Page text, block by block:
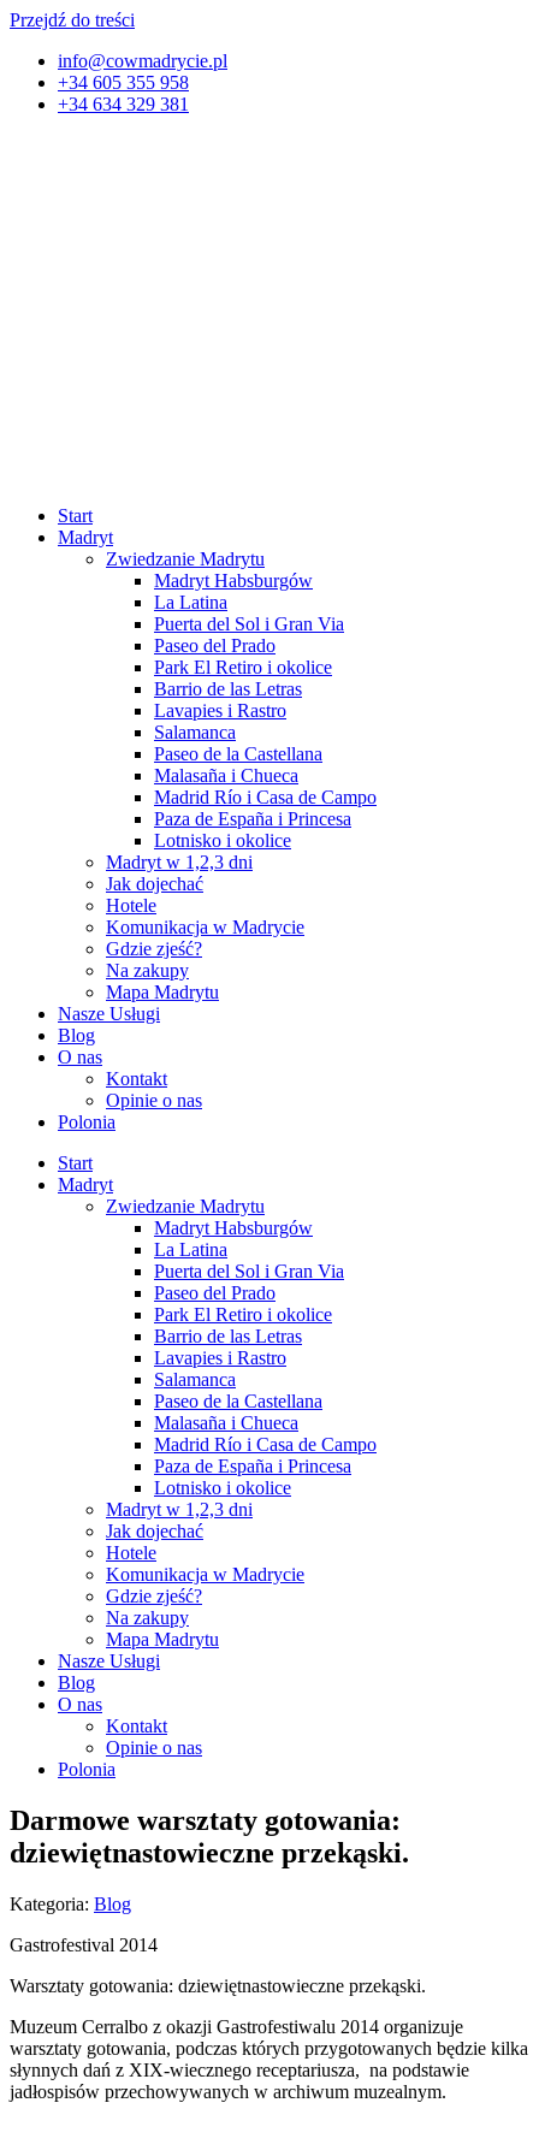
Przejdź do treści
info@cowmadrycie.pl
+34 605 355 958
+34 634 329 381​
Start
Madryt
Zwiedzanie Madrytu
Madryt Habsburgów
La Latina
Puerta del Sol i Gran Via
Paseo del Prado
Park El Retiro i okolice
Barrio de las Letras
Lavapies i Rastro
Salamanca
Paseo de la Castellana
Malasaña i Chueca
Madrid Río i Casa de Campo
Paza de España i Princesa
Lotnisko i okolice
Madryt w 1,2,3 dni
Jak dojechać
Hotele
Komunikacja w Madrycie
Gdzie zjeść?
Na zakupy
Mapa Madrytu
Nasze Usługi
Blog
O nas
Kontakt
Opinie o nas
Polonia
Start
Madryt
Zwiedzanie Madrytu
Madryt Habsburgów
La Latina
Puerta del Sol i Gran Via
Paseo del Prado
Park El Retiro i okolice
Barrio de las Letras
Lavapies i Rastro
Salamanca
Paseo de la Castellana
Malasaña i Chueca
Madrid Río i Casa de Campo
Paza de España i Princesa
Lotnisko i okolice
Madryt w 1,2,3 dni
Jak dojechać
Hotele
Komunikacja w Madrycie
Gdzie zjeść?
Na zakupy
Mapa Madrytu
Nasze Usługi
Blog
O nas
Kontakt
Opinie o nas
Polonia
Darmowe warsztaty gotowania:
dziewiętnastowieczne przekąski.
Kategoria: Blog
Gastrofestival 2014
Warsztaty gotowania: dziewiętnastowieczne przekąski.
Muzeum Cerralbo z okazji Gastrofestiwalu 2014 organizuje
warsztaty gotowania, podczas których przygotowanych będzie kilka
słynnych dań z XIX-wiecznego receptariusza, na podstawie
jadłospisów przechowywanych w archiwum muzealnym.